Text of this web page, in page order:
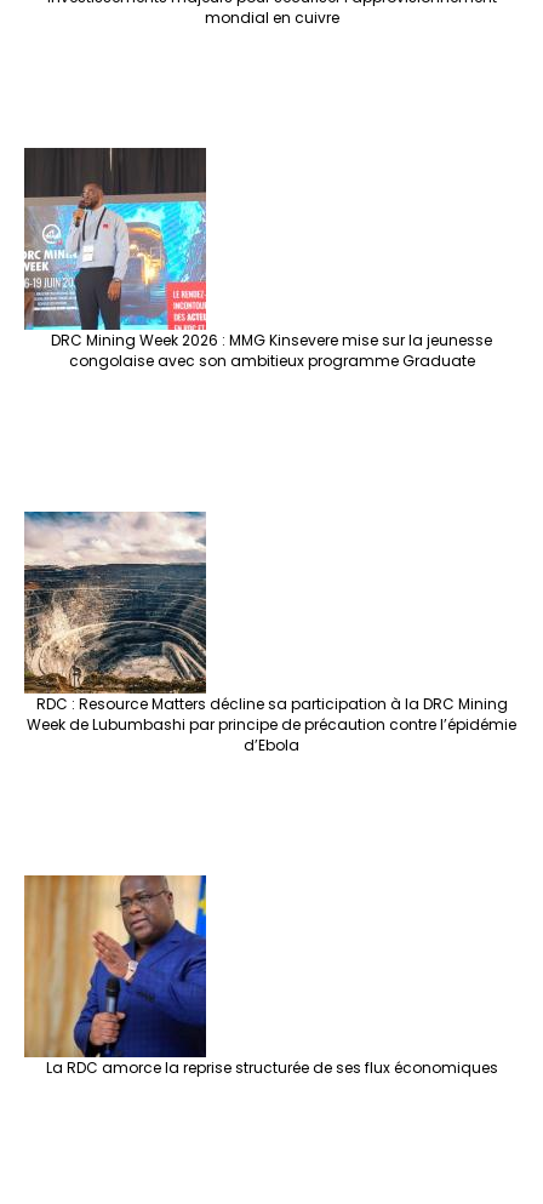
mondial en cuivre
DRC Mining Week 2026 : MMG Kinsevere mise sur la jeunesse
congolaise avec son ambitieux programme Graduate
RDC : Resource Matters décline sa participation à la DRC Mining
Week de Lubumbashi par principe de précaution contre l’épidémie
d’Ebola
La RDC amorce la reprise structurée de ses flux économiques